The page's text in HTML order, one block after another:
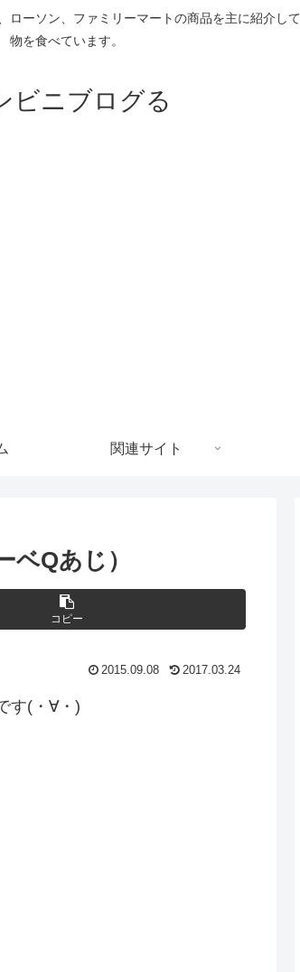
ーソン、ファミリーマートの商品を主に紹介し
物を食べています。
ビニブログる
関連サイト
Qあじ）
コピー
2015.09.08 2017.03.24
す(・∀・)